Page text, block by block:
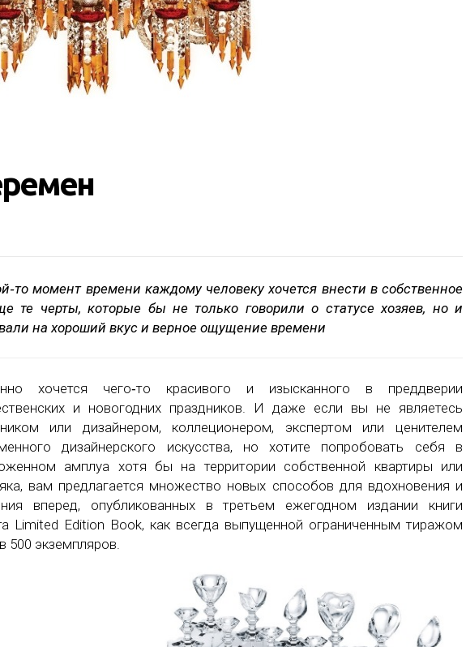
момент времени каждому человеку хочется внести в собственное
те черты, которые бы не только говорили о статусе хозяев, но и
на хороший вкус и верное ощущение времени
хочется чего‑то красивого и изысканного в преддверии
и новогодних праздников. И даже если вы не являетесь
или дизайнером, коллеционером, экспертом или ценителем
дизайнерского искусства, но хотите попробовать себя в
амплуа хотя бы на территории собственной квартиры или
вам предлагается множество новых способов для вдохновения и
вперед, опубликованных в третьем ежегодном издании книги
Limited Edition Book, как всегда выпущенной ограниченным тиражом
500 экземпляров.